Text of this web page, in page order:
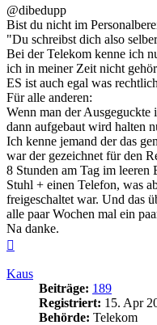
@dibedupp
Bist du nicht im
"Du schreibst dich also
Bei der Telekom kenne ich
ich in meiner Zeit nicht
ES ist auch egal was
Für alle anderen:
Wenn man der Ausgeguckte
dann aufgebaut wird halten
Ich kenne jemand der das
war der gezeichnet für den
8 Stunden am Tag im
Stuhl + einen Telefon, was
freigeschaltet war. Und das
alle paar Wochen mal ein
Na danke.
Kaus
Beiträge: 189
Registriert: 15. Apr
Behörde: Telekom